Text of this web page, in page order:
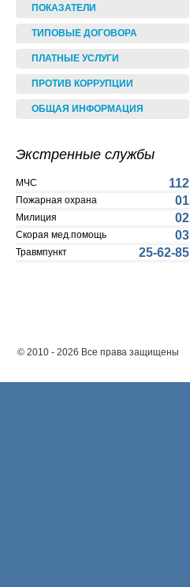
ПОКАЗАТЕЛИ
ТИПОВЫЕ ДОГОВОРА
ПЛАТНЫЕ УСЛУГИ
ПРОТИВ КОРРУПЦИИ
ОБЩАЯ ИНФОРМАЦИЯ
Экстренные службы
МЧС 112
Пожарная охрана 01
Милиция 02
Скорая мед.помощь 03
Травмпункт 25-62-85
© 2010 - 2026 Все права защищены